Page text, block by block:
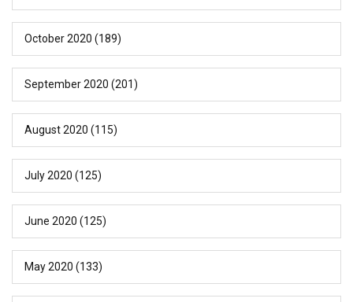
October 2020 (189)
September 2020 (201)
August 2020 (115)
July 2020 (125)
June 2020 (125)
May 2020 (133)